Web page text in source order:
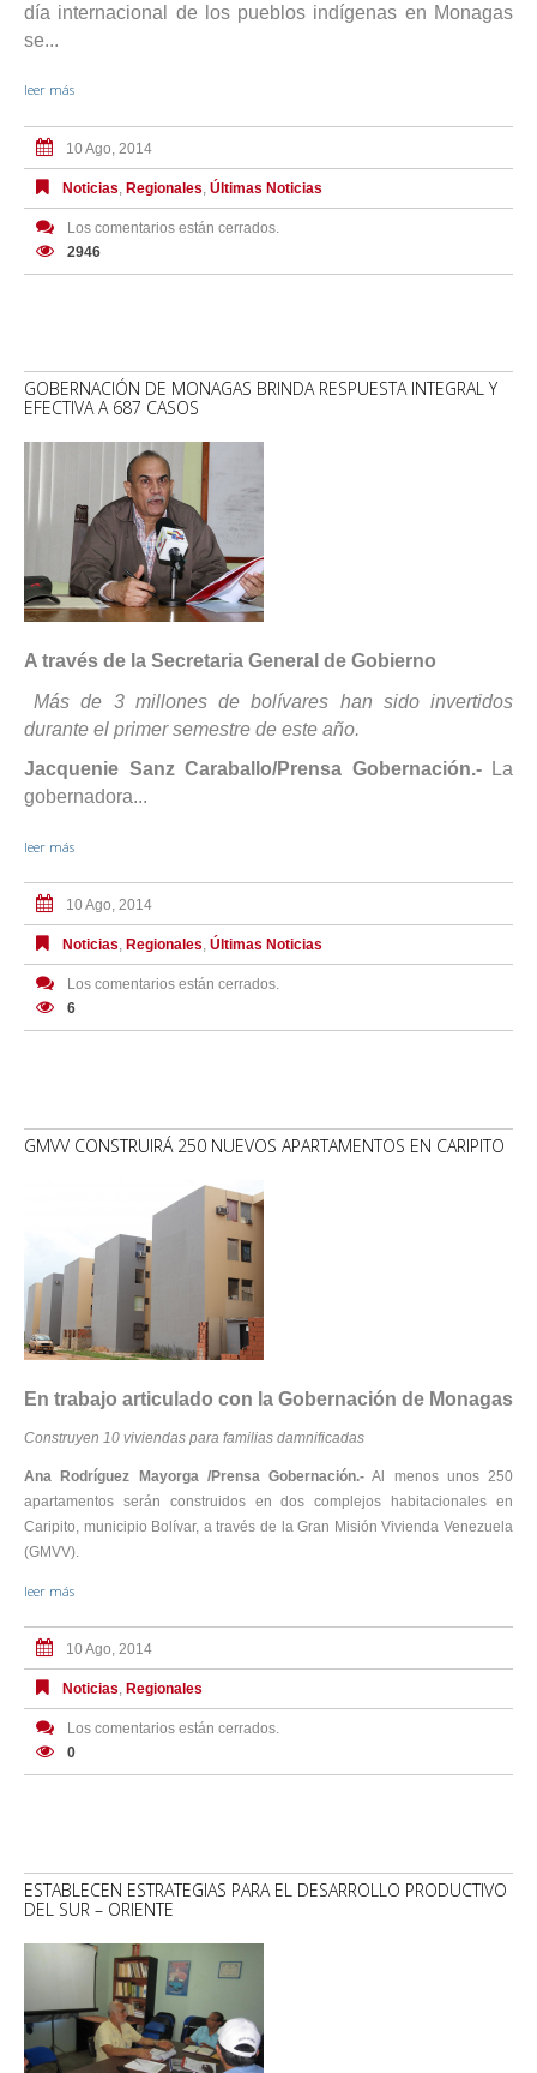
día internacional de los pueblos indígenas en Monagas
se...
leer más
10 Ago, 2014
Noticias, Regionales, Últimas Noticias
Los comentarios están cerrados.
2946
GOBERNACIÓN DE MONAGAS BRINDA RESPUESTA INTEGRAL Y
EFECTIVA A 687 CASOS
A través de la Secretaria General de Gobierno
Más de 3 millones de bolívares han sido invertidos
durante el primer semestre de este año.
Jacquenie Sanz Caraballo/Prensa Gobernación.-La
gobernadora...
leer más
10 Ago, 2014
Noticias, Regionales, Últimas Noticias
Los comentarios están cerrados.
6
GMVV CONSTRUIRÁ 250 NUEVOS APARTAMENTOS EN CARIPITO
En trabajo articulado con la Gobernación de Monagas
Construyen 10 viviendas para familias damnificadas
Ana Rodríguez Mayorga /Prensa Gobernación.- Al menos unos 250
apartamentos serán construidos en dos complejos habitacionales en
Caripito, municipio Bolívar, a través de la Gran Misión Vivienda Venezuela
(GMVV).
leer más
10 Ago, 2014
Noticias, Regionales
Los comentarios están cerrados.
0
ESTABLECEN ESTRATEGIAS PARA EL DESARROLLO PRODUCTIVO
DEL SUR – ORIENTE